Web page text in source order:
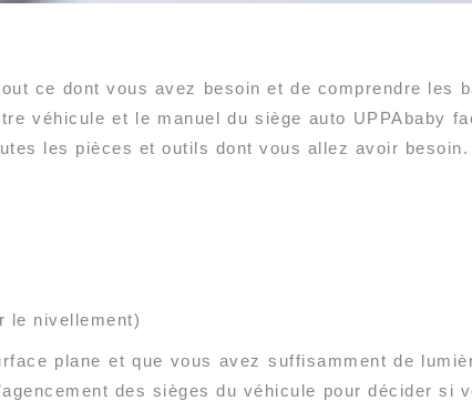
ce dont vous avez besoin et de comprendre les
véhicule et le manuel du siège auto UPPAbaby
les pièces et outils dont vous allez avoir besoin.
le nivellement)
plane et que vous avez suffisamment de
des sièges du véhicule pour décider si